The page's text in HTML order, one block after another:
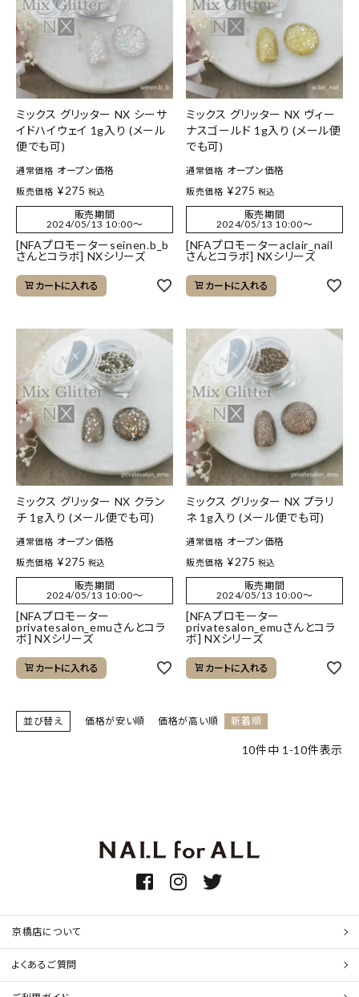
ミックス グリッター NX シーサ
イドハイウェイ 1g入り (メール
便でも可)
通常価格 オープン価格
販売価格 ¥275 税込
販売期間
2024/05/13 10:00〜
[NFAプロモーターseinen.b_b
さんとコラボ] NXシリーズ
カートに入れる
ミックス グリッター NX ヴィー
ナスゴールド 1g入り (メール便
でも可)
通常価格 オープン価格
販売価格 ¥275 税込
販売期間
2024/05/13 10:00〜
[NFAプロモーターaclair_nail
さんとコラボ] NXシリーズ
カートに入れる
ミックス グリッター NX クラン
チ 1g入り (メール便でも可)
通常価格 オープン価格
販売価格 ¥275 税込
販売期間
2024/05/13 10:00〜
[NFAプロモーター
privatesalon_emuさんとコラ
ボ] NXシリーズ
カートに入れる
ミックス グリッター NX プラリ
ネ 1g入り (メール便でも可)
通常価格 オープン価格
販売価格 ¥275 税込
販売期間
2024/05/13 10:00〜
[NFAプロモーター
privatesalon_emuさんとコラ
ボ] NXシリーズ
カートに入れる
並び替え 価格が安い順 価格が高い順 新着順
10件中 1 -10件表示
京橋店について
よくあるご質問